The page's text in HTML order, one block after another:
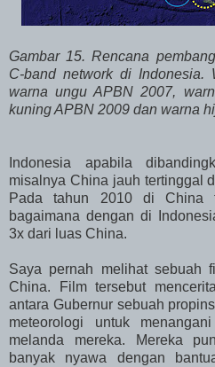
Gambar 15. Rencana
C-band network di Indonesia.
warna ungu APBN 2007,
kuning APBN 2009 dan warna
Indonesia apabila
misalnya China jauh tertinggal
Pada tahun 2010 di China
bagaimana dengan di
3x dari luas China.
Saya pernah melihat sebuah
China. Film tersebut
antara Gubernur sebuah
meteorologi untuk
melanda mereka. Mereka
banyak nyawa dengan